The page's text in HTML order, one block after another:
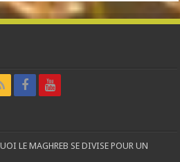
LE MAGHREB SE DIVISE POUR UN